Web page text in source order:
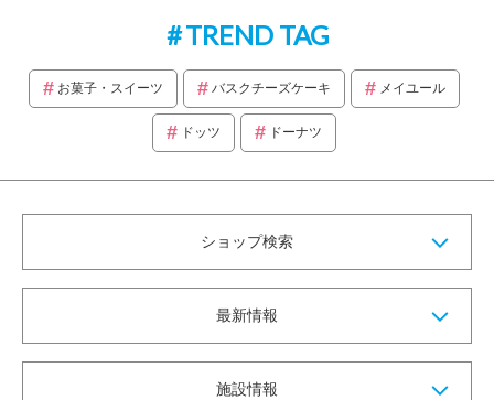
TREND TAG
お菓子・スイーツ バスクチーズケーキ メイユール
ドッツ ドーナツ
ショップ検索
最新情報
施設情報